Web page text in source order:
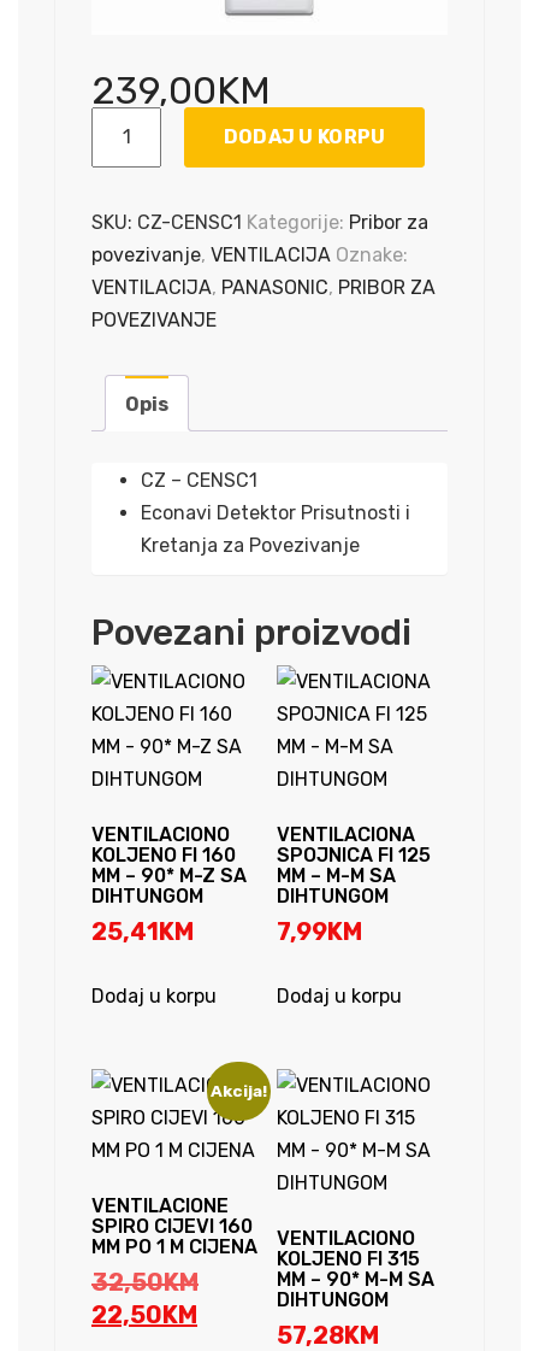
239,00KM
Prisutnosti
i
Kretanja
količina
DODAJ U KORPU
SKU: CZ-CENSC1 Kategorije: Pribor za
povezivanje, VENTILACIJA Oznake:
VENTILACIJA, PANASONIC, PRIBOR ZA
POVEZIVANJE
Opis
CZ – CENSC1
Econavi Detektor Prisutnosti i
Kretanja za Povezivanje
Povezani proizvodi
VENTILACIONO
KOLJENO FI 160
MM – 90* M-Z SA
DIHTUNGOM
25,41KM
Dodaj u korpu
VENTILACIONA
SPOJNICA FI 125
MM – M-M SA
DIHTUNGOM
7,99KM
Dodaj u korpu
Akcija!
VENTILACIONE
SPIRO CIJEVI 160
MM PO 1 M CIJENA
32,50KMOriginal
22,50KM Current
VENTILACIONO
KOLJENO FI 315
MM – 90* M-M SA
DIHTUNGOM
57,28KM